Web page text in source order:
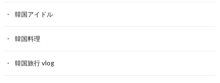
韓国アイドル
韓国料理
韓国旅行 vlog